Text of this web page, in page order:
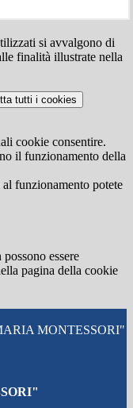
si avvalgono di
finalità illustrate nella
tutti i cookies
cookie consentire.
il funzionamento della
funzionamento potete
essere
pagina della cookie
MONTESSORI"